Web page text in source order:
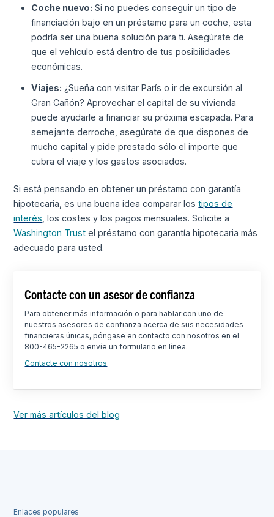
Coche nuevo: Si no puedes conseguir un tipo de
financiación bajo en un préstamo para un coche, esta
podría ser una buena solución para ti. Asegúrate de
que el vehículo está dentro de tus posibilidades
económicas.
Viajes: ¿Sueña con visitar París o ir de excursión al
Gran Cañón? Aprovechar el capital de su vivienda
puede ayudarle a financiar su próxima escapada. Para
semejante derroche, asegúrate de que dispones de
mucho capital y pide prestado sólo el importe que
cubra el viaje y los gastos asociados.
Si está pensando en obtener un préstamo con garantía
hipotecaria, es una buena idea comparar lostipos de
interés , los costes y los pagos mensuales. Solicite a
Washington Trust el préstamo con garantía hipotecaria más
adecuado para usted.
Contacte con un asesor de confianza
Para obtener más información o para hablar con uno de
nuestros asesores de confianza acerca de sus necesidades
financieras únicas, póngase en contacto con nosotros en el
800-465-2265 o envíe un formulario en línea.
Contacte con nosotros
Ver más artículos del blog
Enlaces populares